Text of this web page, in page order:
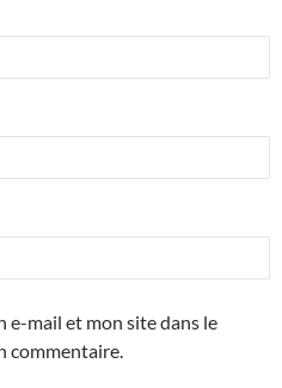
e-mail et mon site dans le
commentaire.